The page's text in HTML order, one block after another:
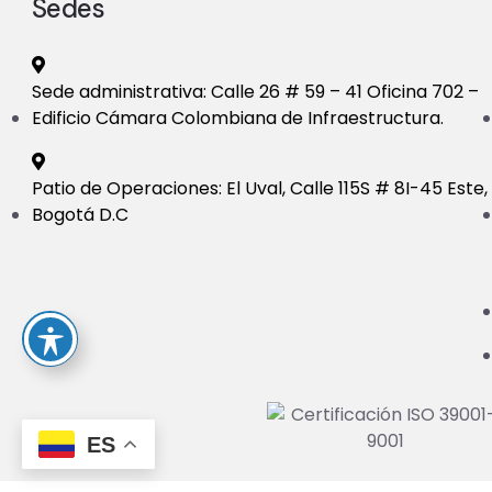
a
d
e
Sedes
Sede administrativa: Calle 26 # 59 – 41 Oficina 702 –
Edificio Cámara Colombiana de Infraestructura.
Patio de Operaciones: El Uval, Calle 115S # 8I-45 Este,
Bogotá D.C
ES